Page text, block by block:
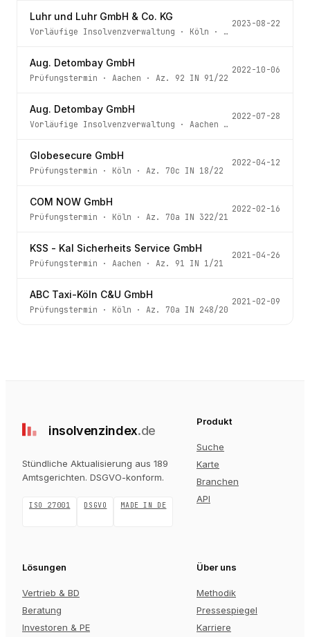
Luhr und Luhr GmbH & Co. KG
Vorläufige Insolvenzverwaltung · Köln · Az.
2023-08-22
Aug. Detombay GmbH
Prüfungstermin · Aachen · Az. 92 IN 91/22
2022-10-06
Aug. Detombay GmbH
Vorläufige Insolvenzverwaltung · Aachen
2022-07-28
Globesecure GmbH
Prüfungstermin · Köln · Az. 70c IN 18/22
2022-04-12
COM NOW GmbH
Prüfungstermin · Köln · Az. 70a IN 322/21
2022-02-16
KSS - Kal Sicherheits Service GmbH
Prüfungstermin · Aachen · Az. 91 IN 1/21
2021-04-26
ABC Taxi-Köln C&U GmbH
Prüfungstermin · Köln · Az. 70a IN 248/20
2021-02-09
insolvenzindex.de
Stündliche Aktualisierung aus 189
Amtsgerichten. DSGVO-konform.
ISO 27001 DSGVO MADE IN DE
Produkt
Suche
Karte
Branchen
API
Lösungen
Vertrieb & BD
Beratung
Investoren & PE
Über uns
Methodik
Pressespiegel
Karriere